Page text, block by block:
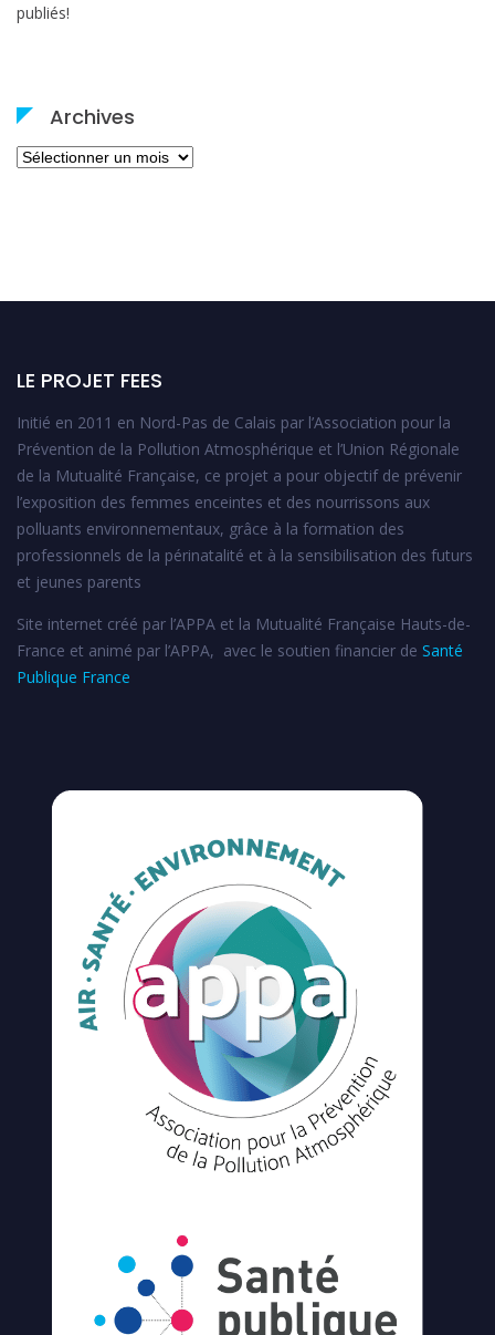
publiés!
Archives
Archives
LE PROJET FEES
Initié en 2011 en Nord-Pas de Calais par l’Association pour la
Prévention de la Pollution Atmosphérique et l’Union Régionale
de la Mutualité Française, ce projet a pour objectif de prévenir
l’exposition des femmes enceintes et des nourrissons aux
polluants environnementaux, grâce à la formation des
professionnels de la périnatalité et à la sensibilisation des futurs
et jeunes parents
Site internet créé par l’APPA et la Mutualité Française Hauts-de-
France et animé par l’APPA, avec le soutien financier de Santé
Publique France